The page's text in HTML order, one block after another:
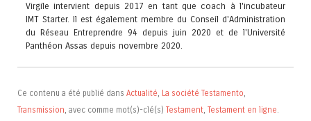
Virgile intervient depuis 2017 en tant que coach à l'incubateur
IMT Starter. Il est également membre du Conseil d'Administration
du Réseau Entreprendre 94 depuis juin 2020 et de l'Université
Panthéon Assas depuis novembre 2020.
Ce contenu a été publié dans Actualité, La société Testamento,
Transmission, avec comme mot(s)-clé(s) Testament, Testament en ligne.